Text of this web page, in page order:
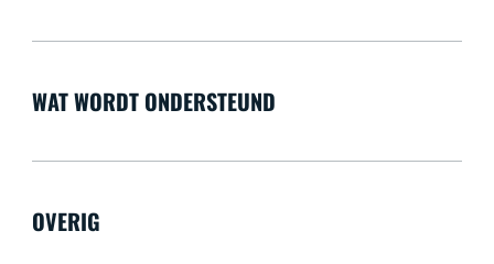
WAT WORDT ONDERSTEUND
OVERIG